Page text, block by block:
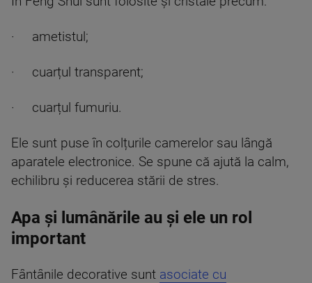
· ametistul;
· cuarțul transparent;
· cuarțul fumuriu.
Ele sunt puse în colțurile camerelor sau lângă
aparatele electronice. Se spune că ajută la calm,
echilibru și reducerea stării de stres.
Apa și lumânările au și ele un rol
important
Fântânile decorative sunt asociate cu